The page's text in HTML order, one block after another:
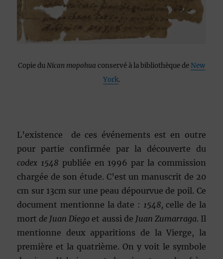
Copie duNican mopohua conservé à la bibliothèque de New
York.
L’existence de ces événements est en outre
pour partie confirmée par la découverte du
codex 1548 publiée en 1996 par la commission
chargée de son étude. C’est un manuscrit de 20
cm sur 13cm sur une peau dépourvue de poil. Ce
document mentionne la date : 1548,celle de la
mort de Juan Diego et aussi de Juan Zumarraga. Il
mentionne deux apparitions de la Vierge, la
première et la quatrième. On y voit le symbole